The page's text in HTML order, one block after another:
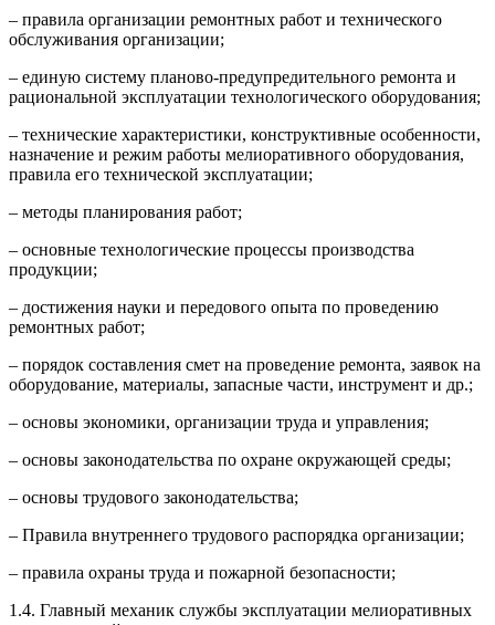
– правила организации ремонтных работ и технического
обслуживания организации;
– единую систему планово-предупредительного ремонта и
рациональной эксплуатации технологического оборудования;
– технические характеристики, конструктивные особенности,
назначение и режим работы мелиоративного оборудования,
правила его технической эксплуатации;
– методы планирования работ;
– основные технологические процессы производства
продукции;
– достижения науки и передового опыта по проведению
ремонтных работ;
– порядок составления смет на проведение ремонта, заявок на
оборудование, материалы, запасные части, инструмент и др.;
– основы экономики, организации труда и управления;
– основы законодательства по охране окружающей среды;
– основы трудового законодательства;
– Правила внутреннего трудового распорядка организации;
– правила охраны труда и пожарной безопасности;
1.4. Главный механик службы эксплуатации мелиоративных